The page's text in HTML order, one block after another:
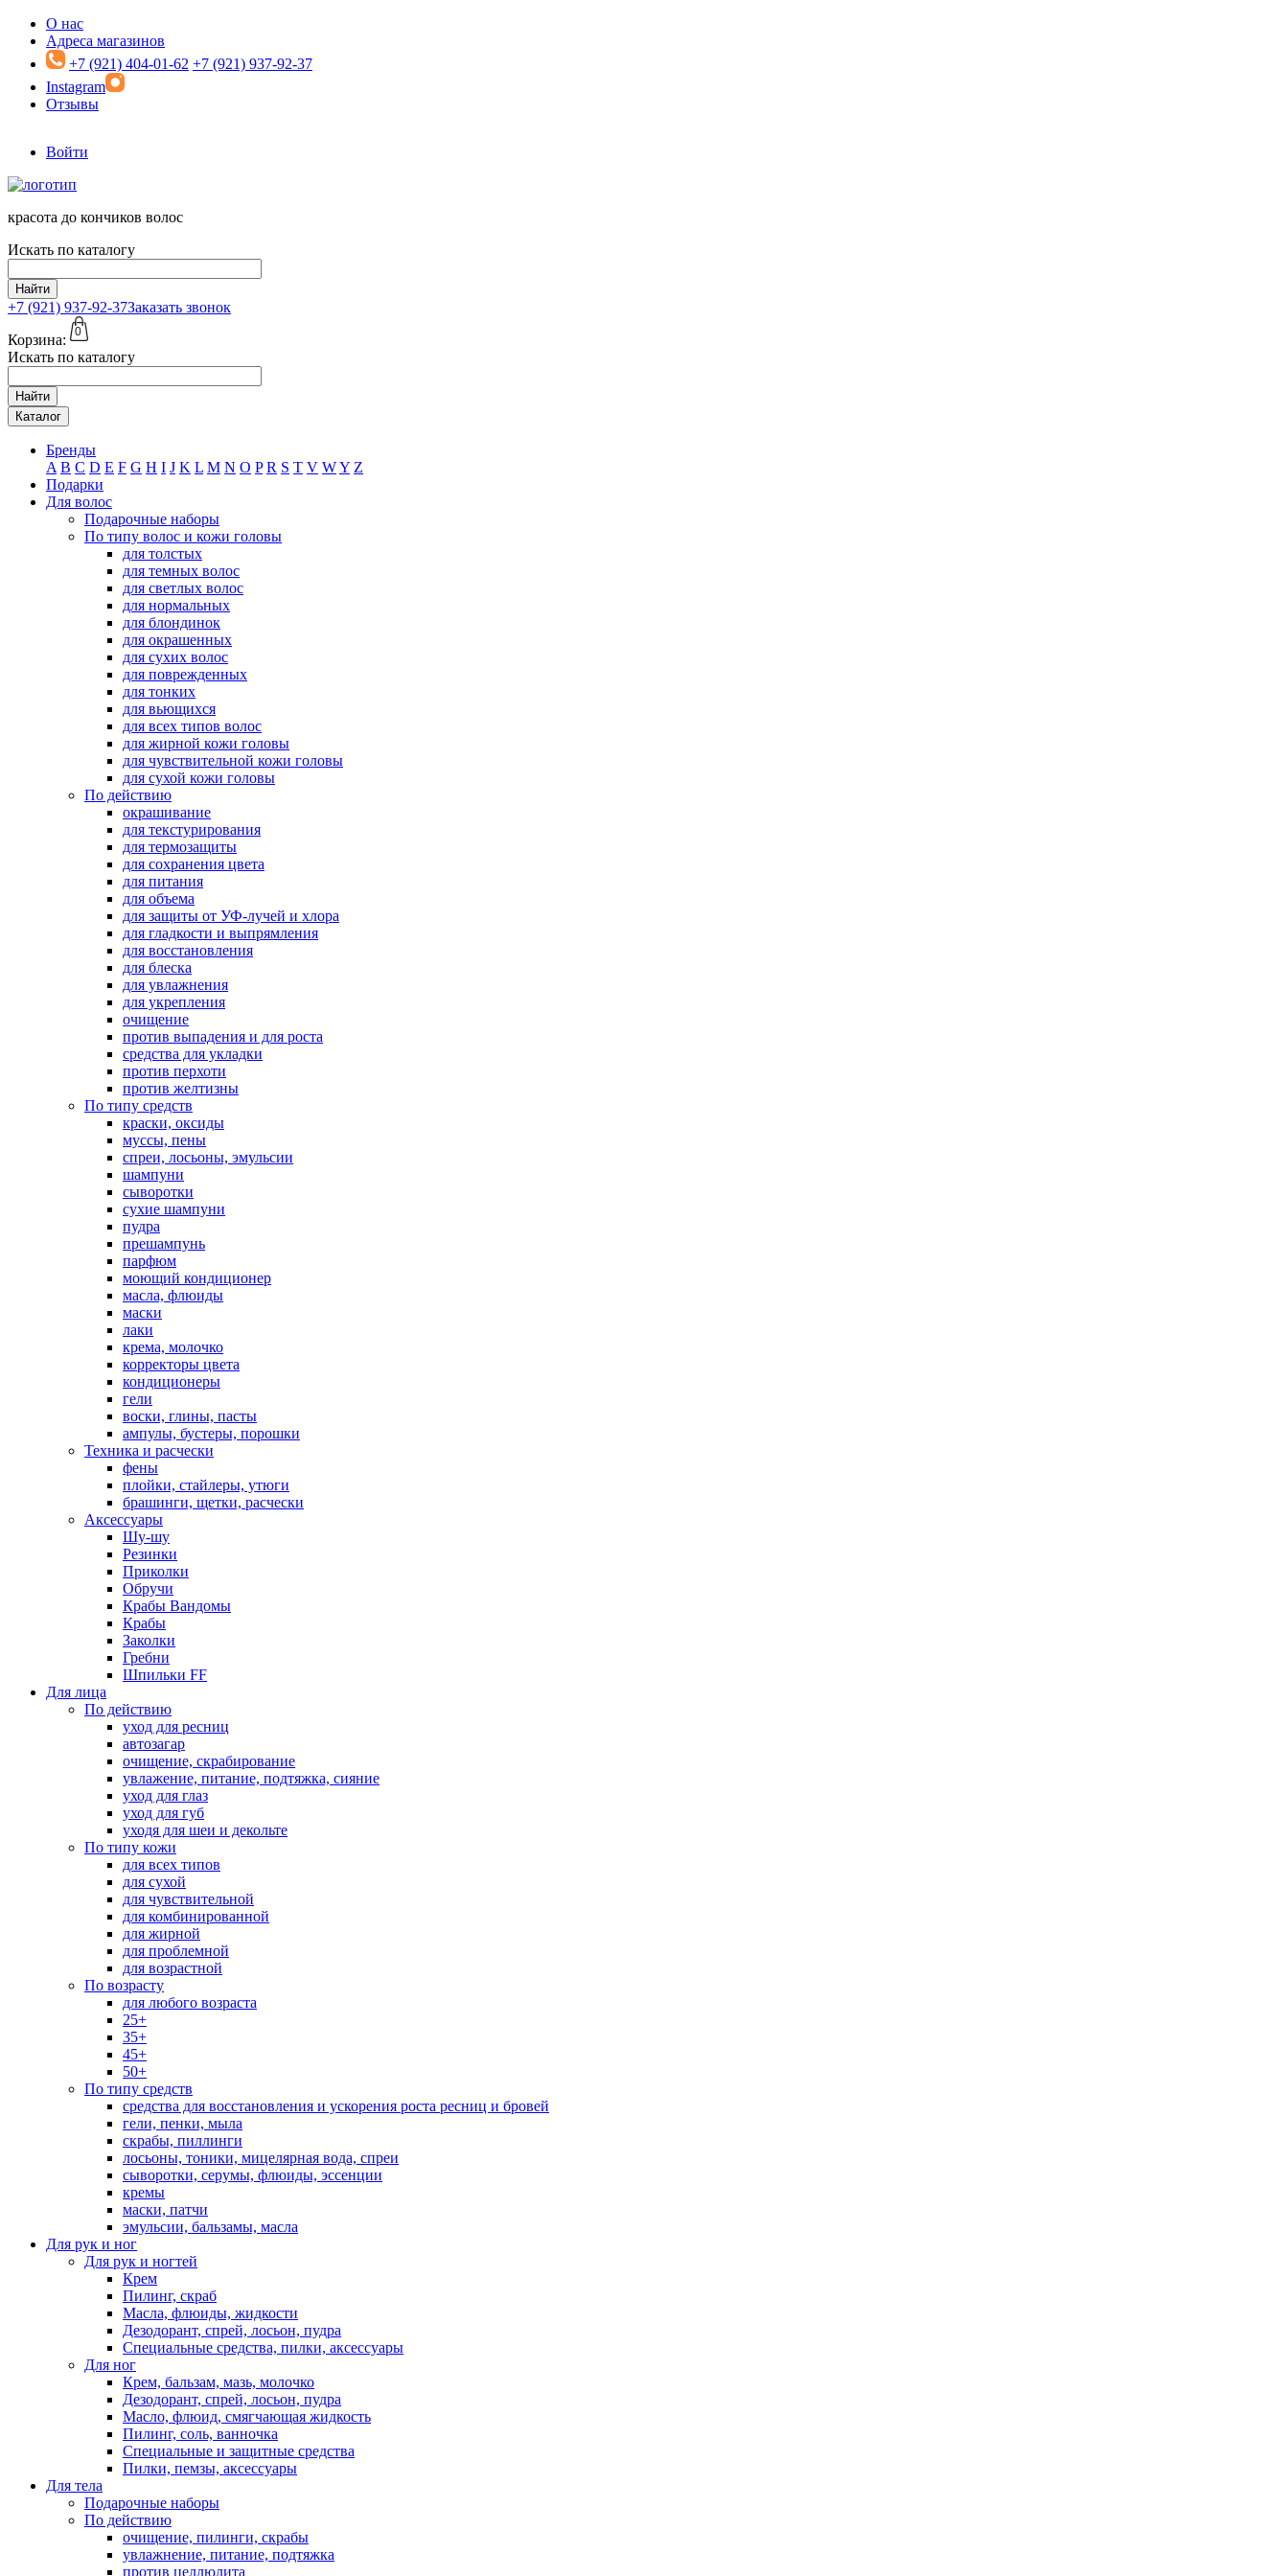
Перейти к основному содержанию
О нас
Адреса магазинов
+7 (921) 404-01-62 +7 (921) 937-92-37
Instagram
Отзывы
Войти
красота до кончиков волос
Искать по каталогу
Найти
+7 (921) 937-92-37Заказать звонок
Корзина:
0
Искать по каталогу
Найти
Каталог
Бренды
A B C D E F G H I J K L M N O P R S T V WY Z
Подарки
Для волос
Подарочные наборы
По типу волос и кожи головы
для толстых
для темных волос
для светлых волос
для нормальных
для блондинок
для окрашенных
для сухих волос
для поврежденных
для тонких
для вьющихся
для всех типов волос
для жирной кожи головы
для чувствительной кожи головы
для сухой кожи головы
По действию
окрашивание
для текстурирования
для термозащиты
для сохранения цвета
для питания
для объема
для защиты от УФ-лучей и хлора
для гладкости и выпрямления
для восстановления
для блеска
для увлажнения
для укрепления
очищение
против выпадения и для роста
средства для укладки
против перхоти
против желтизны
По типу средств
краски, оксиды
муссы, пены
спреи, лосьоны, эмульсии
шампуни
сыворотки
сухие шампуни
пудра
прешампунь
парфюм
моющий кондиционер
масла, флюиды
маски
лаки
крема, молочко
корректоры цвета
кондиционеры
гели
воски, глины, пасты
ампулы, бустеры, порошки
Техника и расчески
фены
плойки, стайлеры, утюги
брашинги, щетки, расчески
Аксессуары
Шу-шу
Резинки
Приколки
Обручи
Крабы Вандомы
Крабы
Заколки
Гребни
Шпильки FF
Для лица
По действию
уход для ресниц
автозагар
очищение, скрабирование
увлажение, питание, подтяжка, сияние
уход для глаз
уход для губ
уходя для шеи и декольте
По типу кожи
для всех типов
для сухой
для чувствительной
для комбинированной
для жирной
для проблемной
для возрастной
По возрасту
для любого возраста
25+
35+
45+
50+
По типу средств
средства для восстановления и ускорения роста ресниц и бровей
гели, пенки, мыла
скрабы, пиллинги
лосьоны, тоники, мицелярная вода, спреи
сыворотки, серумы, флюиды, эссенции
кремы
маски, патчи
эмульсии, бальзамы, масла
Для рук и ног
Для рук и ногтей
Крем
Пилинг, скраб
Масла, флюиды, жидкости
Дезодорант, спрей, лосьон, пудра
Специальные средства, пилки, аксессуары
Для ног
Крем, бальзам, мазь, молочко
Дезодорант, спрей, лосьон, пудра
Масло, флюид, смягчающая жидкость
Пилинг, соль, ванночка
Специальные и защитные средства
Пилки, пемзы, аксессуары
Для тела
Подарочные наборы
По действию
очищение, пилинги, скрабы
увлажнение, питание, подтяжка
против целлюлита